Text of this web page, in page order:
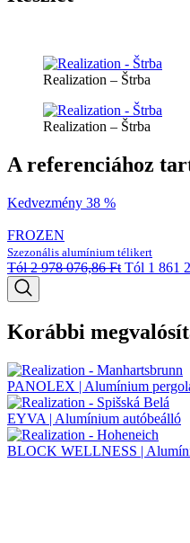
Realization – Štrba
Realization – Štrba
A referenciához
Kedvezmény 38 %
FROZEN
Szezonális alumínium télikert
Tól2 978 076,86Ft Tól 1 861
Korábbi
PANOLEX | Alumínium
EYVA | Alumínium autóbeálló
BLOCK WELLNESS |